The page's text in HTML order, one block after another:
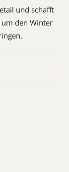
und schafft
den Winter